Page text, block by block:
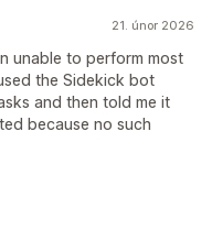
21. únor 2026
unable to perform most
the Sidekick bot
and then told me it
because no such